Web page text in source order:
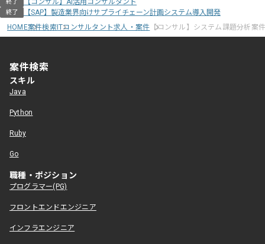
終了 【コンサル】AI活用コンサルタント
終了
【SAP】製造業界向けサプライチェーン計画システム導入開発
HOME案件検索ITコンサルタント求人・案件 【コンサル】システム課題分析案
案件検索
スキル
Java
Python
Ruby
Go
職種・ポジション
プログラマー(PG)
フロントエンドエンジニア
インフラエンジニア